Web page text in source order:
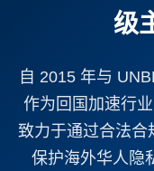
级
自 2015 年与
作为回国加速行
致力于通过合法合
保护海外华人隐